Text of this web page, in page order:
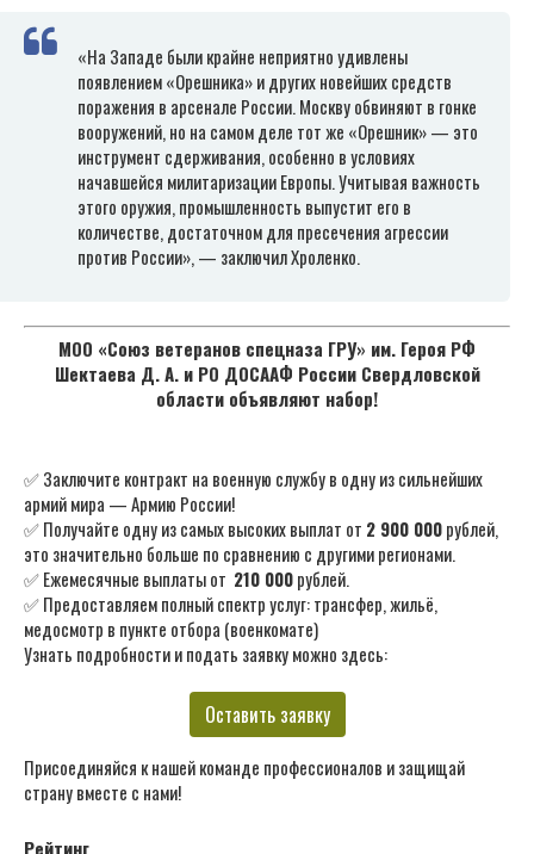
«На Западе были крайне неприятно удивлены
появлением «Орешника» и других новейших средств
поражения в арсенале России. Москву обвиняют в гонке
вооружений, но на самом деле тот же «Орешник» — это
инструмент сдерживания, особенно в условиях
начавшейся милитаризации Европы. Учитывая важность
этого оружия, промышленность выпустит его в
количестве, достаточном для пресечения агрессии
против России», — заключил Хроленко.
МОО «Союз ветеранов спецназа ГРУ» им. Героя РФ
Шектаева Д. А. и РО ДОСААФ России Свердловской
области объявляют набор!
✅ Заключите контракт на военную службу в одну из сильнейших
армий мира — Армию России!
✅ Получайте одну из самых высоких выплат от 2 900 000рублей,
это значительно больше по сравнению с другими регионами.
✅ Ежемесячные выплаты от 210 000рублей.
✅ Предоставляем полный спектр услуг: трансфер, жильё,
медосмотр в пункте отбора (военкомате)
Узнать подробности и подать заявку можно здесь:
Оставить заявку
Присоединяйся к нашей команде профессионалов и защищай
страну вместе с нами!